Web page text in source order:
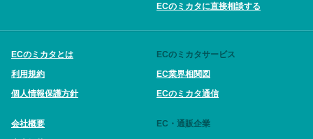
ECのミカタに直接相談する
ECのミカタとは
利用規約
個人情報保護方針
会社概要
ECのミカタサービス
EC業界相関図
ECのミカタ通信
EC・通販企業